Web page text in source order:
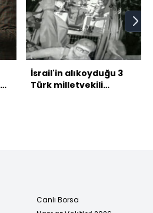
İsrail'in alıkoyduğu 3
Türk milletvekili
Canlı Borsa